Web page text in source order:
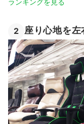
2 座り心地を左